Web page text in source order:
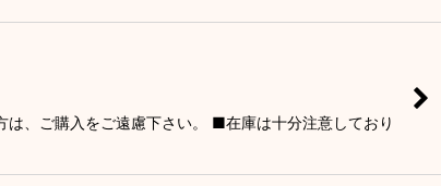
、ご購入をご遠慮下さい。 ■在庫は十分注意しており